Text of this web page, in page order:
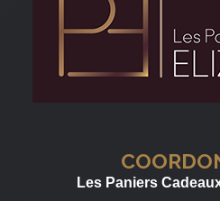
Les Paniers